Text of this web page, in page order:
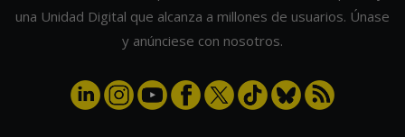
una Unidad Digital que alcanza a millones de usuarios. Únase
y anúnciese con nosotros.